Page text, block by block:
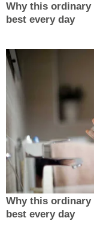
Why this
best every day
Why this
best every day